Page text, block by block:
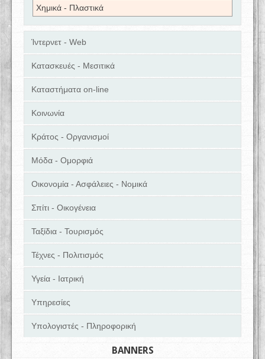
Χημικά - Πλαστικά
Ίντερνετ - Web
Κατασκευές - Μεσιτικά
Καταστήματα on-line
Κοινωνία
Κράτος - Οργανισμοί
Μόδα - Ομορφιά
Οικονομία - Ασφάλειες - Νομικά
Σπίτι - Οικογένεια
Ταξίδια - Τουρισμός
Τέχνες - Πολιτισμός
Υγεία - Ιατρική
Υπηρεσίες
Υπολογιστές - Πληροφορική
BANNERS